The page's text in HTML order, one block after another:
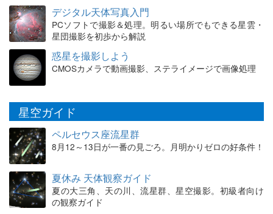
デジタル天体写真入門
PCソフトで撮影＆処理。明るい場所でもできる星雲・
星団撮影を初歩から解説
惑星を撮影しよう
CMOSカメラで動画撮影、ステライメージで画像処理
星空ガイド
ペルセウス座流星群
8月12～13日が一番の見ごろ。月明かりゼロの好条件！
夏休み 天体観察ガイド
夏の大三角、天の川、流星群、星空撮影。初級者向け
の観察ガイド